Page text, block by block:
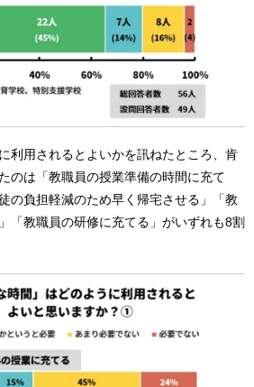
利用されるとよいかを訊ねたところ、肯
のは「教職員の授業準備の時間に充て
の負担軽減のため早く帰宅させる」「教
「教職員の研修に充てる」がいずれも8割